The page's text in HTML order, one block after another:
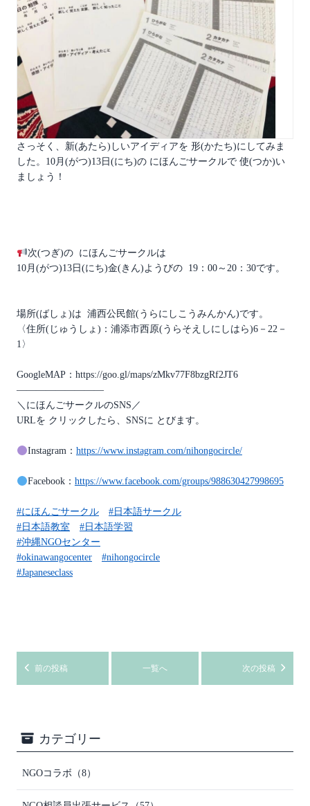
さっそく、新(あたら)しいアイディアを 形(かたち)にしてみま
した。10月(がつ)13日(にち)の にほんごサークルで 使(つか)い
ましょう！
次(つぎ)の にほんごサークルは
10月(がつ)13日(にち)金(きん)ようびの 19：00～20：30です。
場所(ばしょ)は 浦西公民館(うらにしこうみんかん)です。
〈住所(じゅうしょ)：浦添市西原(うらそえしにしはら)6－22－
1〉
GoogleMAP：https://goo.gl/maps/zMkv77F8bzgRf2JT6
—————————
＼にほんごサークルのSNS／
URLを クリックしたら、SNSに とびます。
Instagram： https://www.instagram.com/nihongocircle/
Facebook： https://www.facebook.com/groups/988630427998695
#にほんごサークル
#日本語サークル
#日本語教室
#日本語学習
#沖縄NGOセンター
#okinawangocenter
#nihongocircle
#Japaneseclass
前の投稿 一覧へ 次の投稿
カテゴリー
NGOコラボ （8）